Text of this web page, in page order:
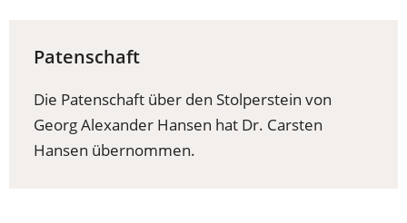
Tab)Patenschaft
Die Patenschaft über den Stolperstein von
Georg Alexander Hansen hat Dr. Carsten
Hansen übernommen.